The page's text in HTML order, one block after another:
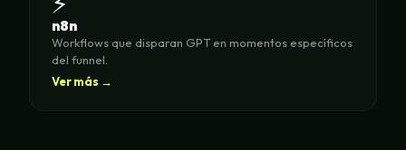
n8n
Workflows que disparan GPT en momentos específicos
del funnel.
Ver más →